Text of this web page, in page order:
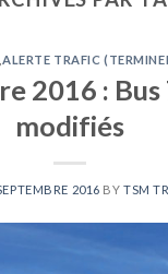
,ALERTE TRAFIC
2016 :
modifiés
2016 BYTSM